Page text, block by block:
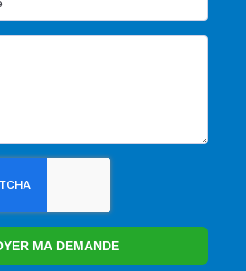
MA DEMANDE